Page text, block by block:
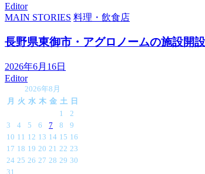
Editor
MAIN STORIES 料理・飲食店
長野県東御市・アグロノームの施設開
2026年6月16日
Editor
2026年8月
月
火 水 木 金 土 日
1
2
3
4 5 6 7 8
9
10 11 12 13 14 15 16
17 18 19 20 21 22 23
24 25 26 27 28 29 30
31